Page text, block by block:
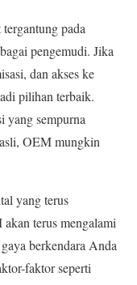
pada
pengemudi. Jika
dan akses ke
pilihan terbaik.
yang sempurna
OEM mungkin
yang terus
terus mengalami
berkendara Anda
faktor seperti